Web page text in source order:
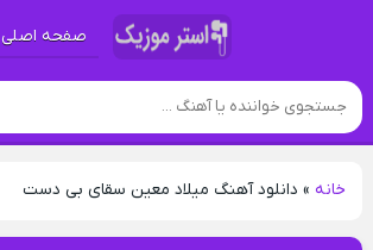
صفحه اصلی
خانه» دانلود آهنگ میلاد معین سقای بی دست